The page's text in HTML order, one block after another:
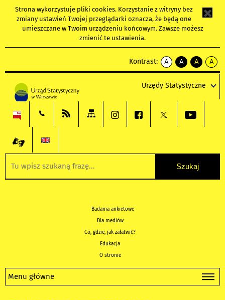
Strona wykorzystuje pliki cookies. Korzystanie z witryny bez
zmiany ustawień Twojej przeglądarki oznacza, że będą one
umieszczane w Twoim urządzeniu końcowym. Zawsze możesz
zmienić te ustawienia.
Kontrast:
A
kontrast
A
kontrast
tekst
czarnym
A
kontrast
tekst
czarnym
A
tekst
żółtym
Urzędy Statystyczne
Badania ankietowe
Dla mediów
Co, gdzie, jak załatwić?
Edukacja
O stronie
Menu główne